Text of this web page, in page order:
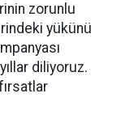
zorunlu
yükünü
diliyoruz.